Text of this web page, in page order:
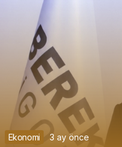
Ekonomi 3 ay önce